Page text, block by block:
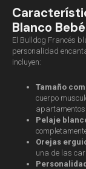
Blanco Bebé
El Bulldog Francés
personalidad
incluyen:
Tamaño
cuerpo
apartamentos
Pelaje
Orejas
una de las